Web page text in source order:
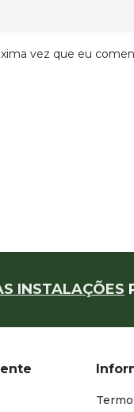
vez que eu
INSTALAÇÕES